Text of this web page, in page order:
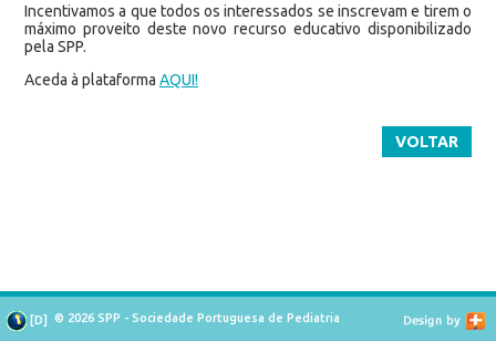
Incentivamos a que todos os interessados se inscrevam e tirem o
máximo proveito deste novo recurso educativo disponibilizado
pela SPP.
Aceda à plataforma AQUI!
VOLTAR
[D] © 2026 SPP - Sociedade Portuguesa de Pediatria